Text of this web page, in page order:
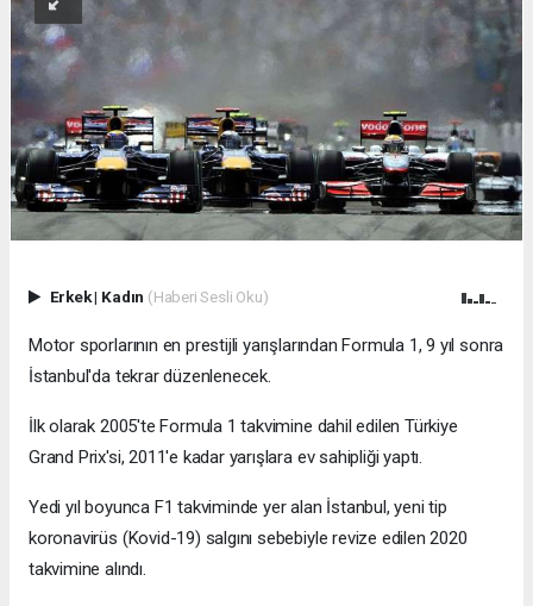
Erkek| Kadın (Haberi Sesli Oku)
Motor sporlarının en prestijli yarışlarından Formula 1, 9 yıl sonra
İstanbul'da tekrar düzenlenecek.
İlk olarak 2005'te Formula 1 takvimine dahil edilen Türkiye
Grand Prix'si, 2011'e kadar yarışlara ev sahipliği yaptı.
Yedi yıl boyunca F1 takviminde yer alan İstanbul, yeni tip
koronavirüs (Kovid-19) salgını sebebiyle revize edilen 2020
takvimine alındı.